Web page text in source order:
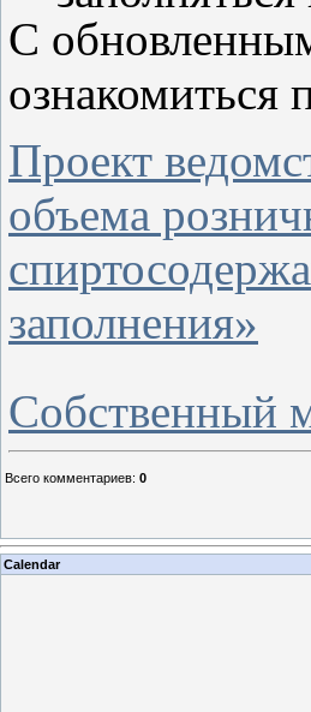
С
ознакомиться
Проект
объема
заполнения»
Собственный
Всего комментариев: 0
Calendar